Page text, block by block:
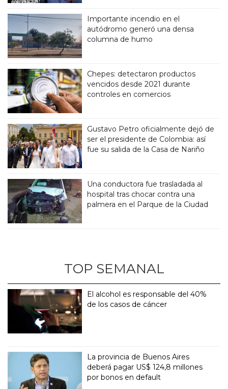
Importante incendio en el
autódromo generó una densa
columna de humo
Chepes: detectaron productos
vencidos desde 2021 durante
controles en comercios
Gustavo Petro oficialmente dejó de
ser el presidente de Colombia: así
fue su salida de la Casa de Nariño
Una conductora fue trasladada al
hospital tras chocar contra una
palmera en el Parque de la Ciudad
TOP SEMANAL
El alcohol es responsable del 40%
de los casos de cáncer
La provincia de Buenos Aires
deberá pagar US$ 124,8 millones
por bonos en default